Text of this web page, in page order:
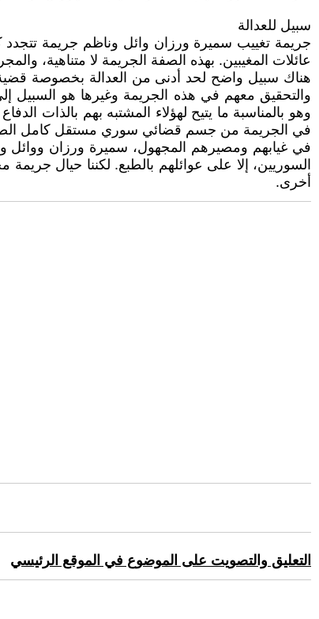
سبيل للعدالة
جريمة تغييب سميرة ورزان وائل وناظم جريمة تتجدد
عائلات المغيبين. بهذه الصفة الجريمة لا متناهية،
هناك سبيل واضح لحد أدنى من العدالة بخصوصة قضية
والتحقيق معهم في هذه الجريمة وغيرها هو
وهو بالمناسبة ما يتيح لهؤلاء المشتبه بهم بالذات
في الجريمة من جسم قضائي سوري مستقل كامل
في غيابهم ومصيرهم المجهول، سميرة ورزان ووائل
السوريين، إلا على عوائلهم بالطبع. لكننا حيال
أخرى.
التعليق والتصويت على الموضوع في الموقع الرئيسي